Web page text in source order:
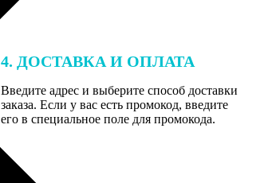
4. ДОСТАВКА И ОПЛАТА
Введите адрес и выберите способ доставки
заказа. Если у вас есть промокод, введите
его в специальное поле для промокода.